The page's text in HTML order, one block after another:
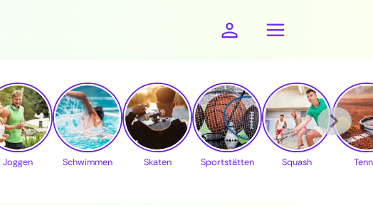
Joggen Schwimmen Skaten Sportstätten Squash